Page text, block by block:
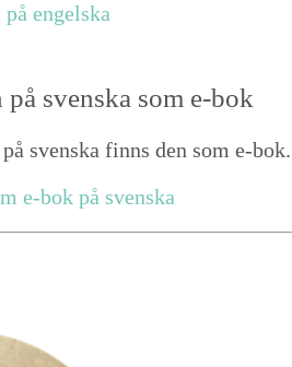
engelska
svenska som e-bok
svenska finns den som e-bok.
e-bok på svenska